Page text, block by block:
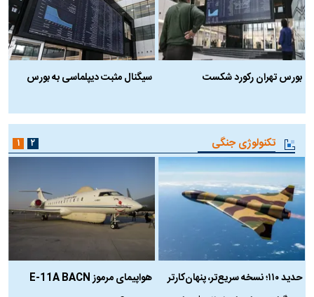
بورس تهران رکورد شکست
سیگنال مثبت دیپلماسی به بورس
تکنولوژی جنگی
حدید ۱۱۰؛ نسخه سریع‌تر، پنهان‌کارتر
هواپیمای مرموز E-11A BACN
۱ ۲